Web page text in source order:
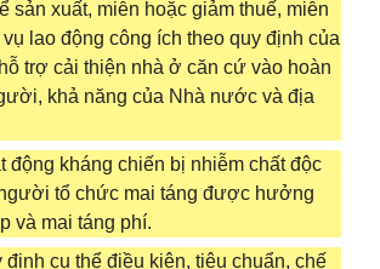
sản xuất, miễn hoặc giảm thuế, miễn
lao động công ích theo quy định của
trợ cải thiện nhà ở căn cứ vào hoàn
khả năng của Nhà nước và địa
động kháng chiến bị nhiễm chất độc
tổ chức mai táng được hưởng
và mai táng phí.
định cụ thể điều kiện, tiêu chuẩn, chế